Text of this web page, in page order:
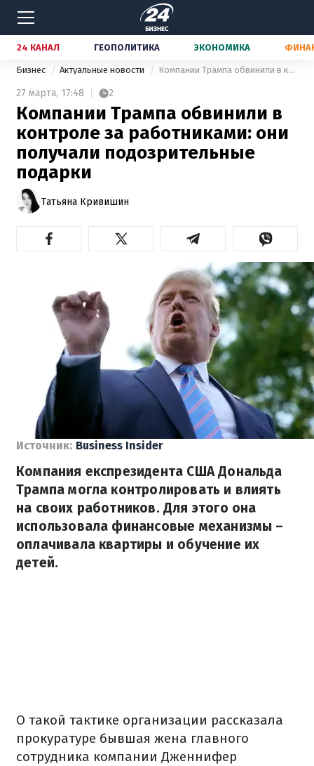
24 КАНАЛ ГЕОПОЛИТИКА ЭКОНОМИКА
Бизнес Актуальные новости Компании Трампа обвинили в контроле за работниками: они получали подозрительные подарки
27 марта, 17:48 2
Компании Трампа обвинили в
контроле за работниками: они
получали подозрительные
подарки
Татьяна Кривишин
Источник: Business Insider
Компания експрезидента США Дональда
Трампа могла контролировать и влиять
на своих работников. Для этого она
использовала финансовые механизмы –
оплачивала квартиры и обучение их
детей.
О такой тактике организации рассказала
прокуратуре бывшая жена главного
сотрудника компании Дженнифер